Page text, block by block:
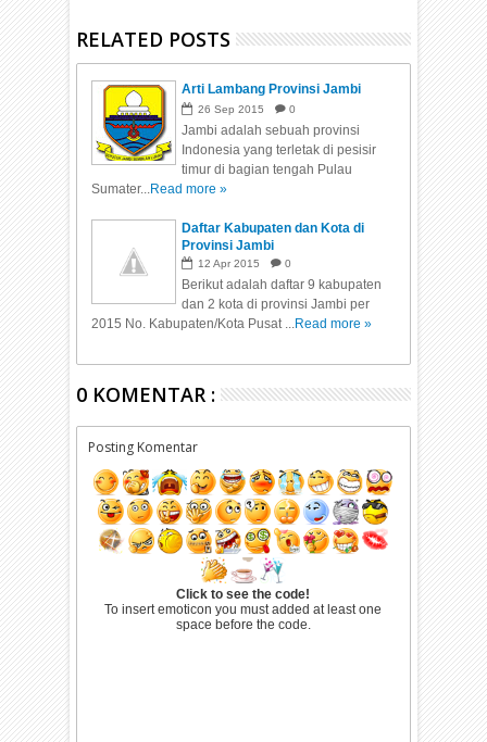
RELATED POSTS
Arti Lambang Provinsi Jambi
26 Sep 2015 0
Jambi adalah sebuah provinsi
Indonesia yang terletak di pesisir
timur di bagian tengah Pulau
Sumater... Read more »
Daftar Kabupaten dan Kota di
Provinsi Jambi
12 Apr 2015 0
Berikut adalah daftar 9 kabupaten
dan 2 kota di provinsi Jambi per
2015 No. Kabupaten/Kota Pusat ... Read more »
0 KOMENTAR :
Posting Komentar
Click to see the code!
To insert emoticon you must added at least one
space before the code.